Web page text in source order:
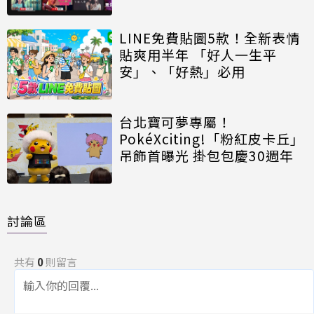
LINE免費貼圖5款！全新表情
貼爽用半年 「好人一生平
安」、「好熱」必用
台北寶可夢專屬！
PokéXciting!「粉紅皮卡丘」
吊飾首曝光 掛包包慶30週年
討論區
共有 0則留言